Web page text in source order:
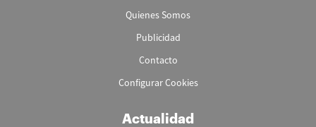
Quienes Somos
Publicidad
Contacto
Configurar Cookies
Actualidad